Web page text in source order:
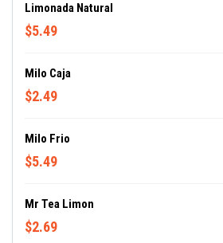
Limonada Natural
$5.49
Milo Caja
$2.49
Milo Frio
$5.49
Mr Tea Limon
$2.69